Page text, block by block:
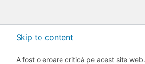
Skip to content
A fost o eroare critică pe acest site web.